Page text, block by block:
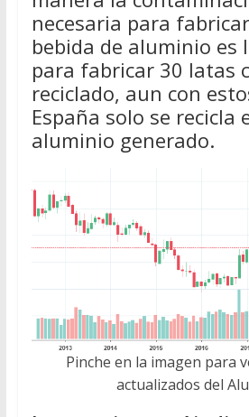
necesaria para
bebida de aluminio es
para fabricar 30 latas
reciclado, aun con
España solo se recicla
aluminio generado.
Pinche en la imagen para
actualizados del